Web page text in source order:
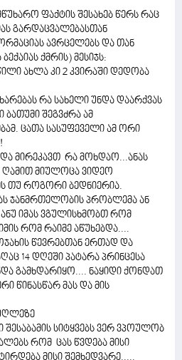
ფაქტის შესახებ წერს რაც
გარდაცვალებასთან
ავრცელებს და თან
ქმრის) მესიჯს:
ახლა კი 2 კვირაში დედობა
რა სახელი უნდა დაარქვას
ბათუმი შეგვძრა ამ
ცათა სასუფეველი ამ ორი
და მირეკავთ რა მოხდაო...ანას
მიულოცა ვიდეო
თუ როგორი ბედნიერია.
ჯანმრთელობის პრობლემა ან
იმას ვგულისხმობთ რომ
რომ რაიმე აწუხებდა....
წევრებთან ერთად და
14 დღეში პატარა პრინცესა
გამხდარიყო.... ნაყიდი ქონდათ
წინასწარ მას და მის
სიტყვებს ვერ ვპოულობ
რომ ცას წვდება მისი
მისი შემხედვარე.....